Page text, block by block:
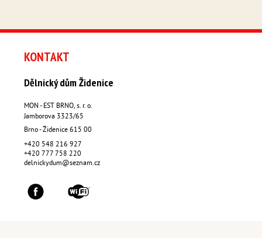
KONTAKT
Dělnický dům Židenice
MON - EST BRNO, s. r. o.
Jamborova 3323/65
Brno - Židenice 615 00
+420 548 216 927
+420 777 758 220
delnickydum@seznam.cz